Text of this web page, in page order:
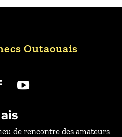
Outaouais
de rencontre des amateurs